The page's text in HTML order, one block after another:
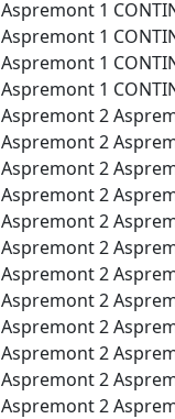
Aspremont 1
Aspremont 1
Aspremont 1
Aspremont 1
Aspremont 2
Aspremont 2
Aspremont 2
Aspremont 2
Aspremont 2
Aspremont 2
Aspremont 2
Aspremont 2
Aspremont 2
Aspremont 2
Aspremont 2
Aspremont 2